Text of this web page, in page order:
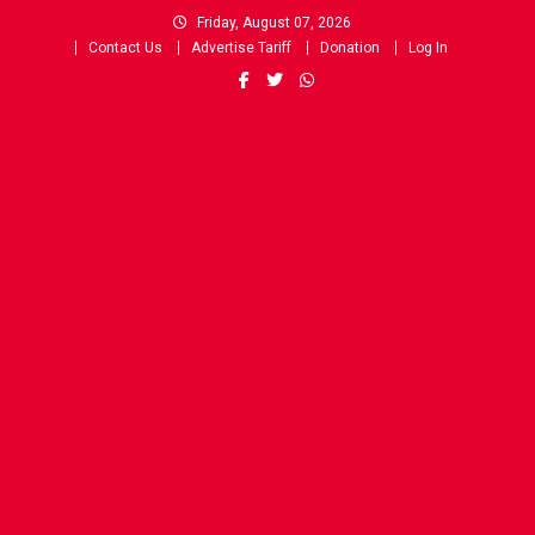
Friday, August 07, 2026
Contact Us
Advertise Tariff Donation Log In